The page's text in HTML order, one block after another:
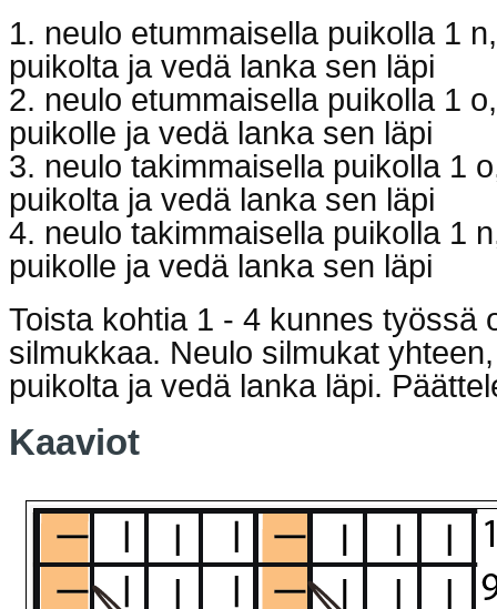
1. neulo etummaisella puikolla 1
puikolta ja vedä lanka sen läpi
2. neulo etummaisella puikolla 1
puikolle ja vedä lanka sen läpi
3. neulo takimmaisella puikolla 1
puikolta ja vedä lanka sen läpi
4. neulo takimmaisella puikolla 1
puikolle ja vedä lanka sen läpi
Toista kohtia 1 - 4 kunnes työssä
silmukkaa. Neulo silmukat
puikolta ja vedä lanka läpi.
Kaaviot